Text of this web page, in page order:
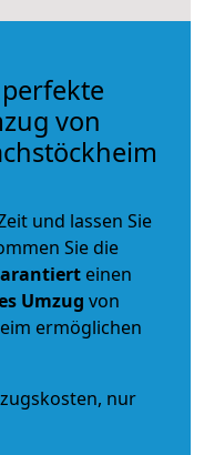
von
und lassen Sie
Sie die
einen
Umzug von
ermöglichen
nur